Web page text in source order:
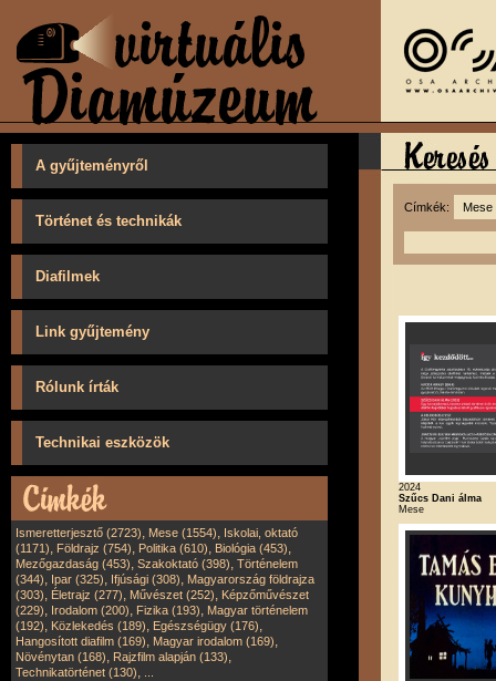
A gyűjteményről
Történet és technikák
Diafilmek
Link gyűjtemény
Rólunk írták
Technikai eszközök
Ismeretterjesztő (2723), Mese (1554), Iskolai, oktató
(1171), Földrajz (754), Politika (610), Biológia (453),
Mezőgazdaság (453), Szakoktató (398), Történelem
(344), Ipar (325), Ifjúsági (308), Magyarország földrajza
(303), Életrajz (277), Művészet (252), Képzőművészet
(229), Irodalom (200), Fizika (193), Magyar történelem
(192), Közlekedés (189), Egészségügy (176),
Hangosított diafilm (169), Magyar irodalom (169),
Növénytan (168), Rajzfilm alapján (133),
Technikatörténet (130),
Címkék:
2024
Szűcs Dani álma
Mese